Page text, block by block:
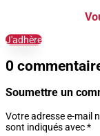
J'adhère
0
Soumettre un
Votre adresse e-mail
sont indiqués avec*